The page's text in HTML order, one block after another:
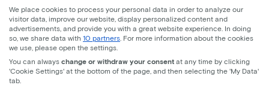
Contact
News
CSR
FAQ
Security & Privacy
Proud partner of
We place cookies to process your personal data in order to analyze our
visitor data, improve our website, display personalized content and
advertisements, and provide you with a great website experience. In doing
so, we share data with 10 partners . For more information about the cookies
we use, please open the settings.
You can always change or withdraw your consent at any time by clicking
'Cookie Settings' at the bottom of the page, and then selecting the 'My Data'
tab.